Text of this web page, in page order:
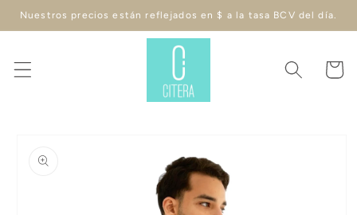
directamente
al contenido
Nuestros precios están reflejados en $ a la tasa BCV del día.
Carrito
información